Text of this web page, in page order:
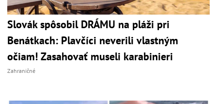
Slovák spôsobil DRÁMU na pláži pri
Benátkach: Plavčíci neverili vlastným
očiam! Zasahovať museli karabinieri
Zahraničné